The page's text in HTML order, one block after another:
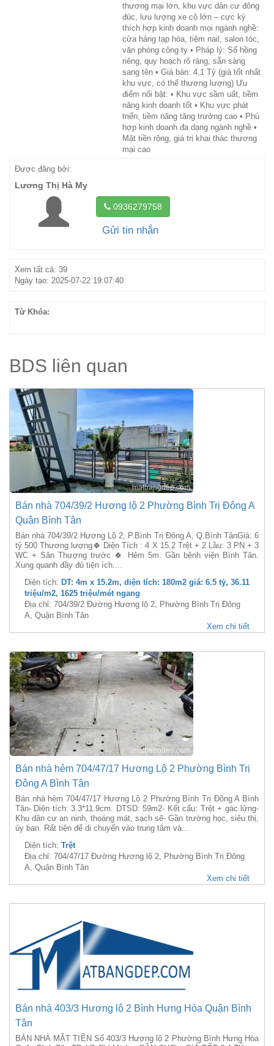
thương mại lớn, khu vực dân cư đông
đúc, lưu lượng xe cộ lớn – cực kỳ
thích hợp kinh doanh mọi ngành nghề:
cửa hàng tạp hóa, tiệm nail, salon tóc,
văn phòng công ty • Pháp lý: Sổ hồng
riêng, quy hoạch rõ ràng, sẵn sàng
sang tên • Giá bán: 4,1 Tỷ (giá tốt nhất
khu vực, có thể thương lượng) Ưu
điểm nổi bật: • Khu vực sầm uất, tiềm
năng kinh doanh tốt • Khu vực phát
triển, tiềm năng tăng trưởng cao • Phù
hợp kinh doanh đa dạng ngành nghề •
Mặt tiền rộng, giá trị khai thác thương
mại cao
Được đăng bởi:
Lương Thị Hà My
0936279758
Gửi tin nhắn
Xem tất cả: 39
Ngày tạo: 2025-07-22 19:07:40
Từ Khóa:
BDS liên quan
Bán nhà 704/39/2 Hương lộ 2 Phường Bình Trị Đông A
Quận Bình Tân
Bán nhà 704/39/2 Hương Lộ 2, P.Bình Trị Đông A, Q.Bình TânGiá: 6
tỷ 500 Thương lượng🍀 Diện Tích : 4 X 15.2 Trệt + 2 Lầu: 3 PN + 3
WC + Sân Thượng trước 🍀 Hẻm 5m. Gần bệnh viện Bình Tân.
Xung quanh đầy đủ tiện ích....
Diện tích: DT: 4m x 15.2m, diện tích: 180m2 giá: 6.5 tỷ, 36.11
triệu/m2, 1625 triệu/mét ngang
Địa chỉ: 704/39/2 Đường Hương lộ 2, Phường Bình Trị Đông
A, Quận Bình Tân
Xem chi tiết
Bán nhà hẻm 704/47/17 Hương Lộ 2 Phường Bình Trị
Đông A Bình Tân
Bán nhà hẻm 704/47/17 Hương Lộ 2 Phường Bình Trị Đông A Bình
Tân- Diện tích: 3.3*11.9cm. DTSD: 59m2- Kết cấu: Trệt + gác lửng-
Khu dân cư an ninh, thoáng mát, sạch sẽ- Gần trường học, siêu thị,
ủy ban. Rất tiện để di chuyển vào trung tâm và...
Diện tích: Trệt
Địa chỉ: 704/47/17 Đường Hương lộ 2, Phường Bình Trị Đông
A, Quận Bình Tân
Xem chi tiết
Bán nhà 403/3 Hương lộ 2 Bình Hưng Hòa Quận Bình
Tân
BÁN NHÀ MẶT TIỀN Số 403/3 Hương lộ 2 Phường Bình Hưng Hòa